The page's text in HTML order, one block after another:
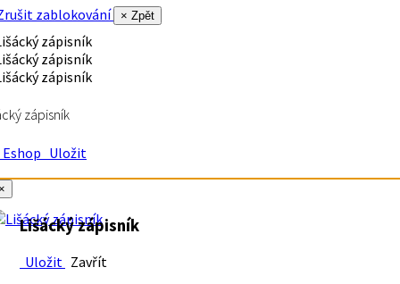
zablokování
× Zpět
zápisník
Uložit
Lišácký zápisník
Uložit Zavřít